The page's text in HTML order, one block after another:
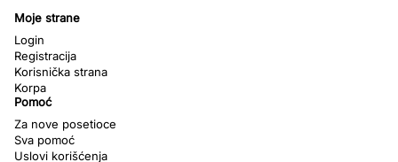
Moje strane
Login
Registracija
Korisnička strana
Korpa
Pomoć
Za nove posetioce
Sva pomoć
Uslovi korišćenja